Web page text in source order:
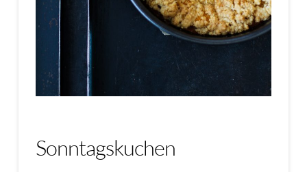
Sonntagskuchen